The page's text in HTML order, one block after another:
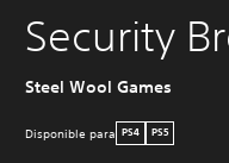
Security
Steel Wool Games
Disponible para PS4 PS5